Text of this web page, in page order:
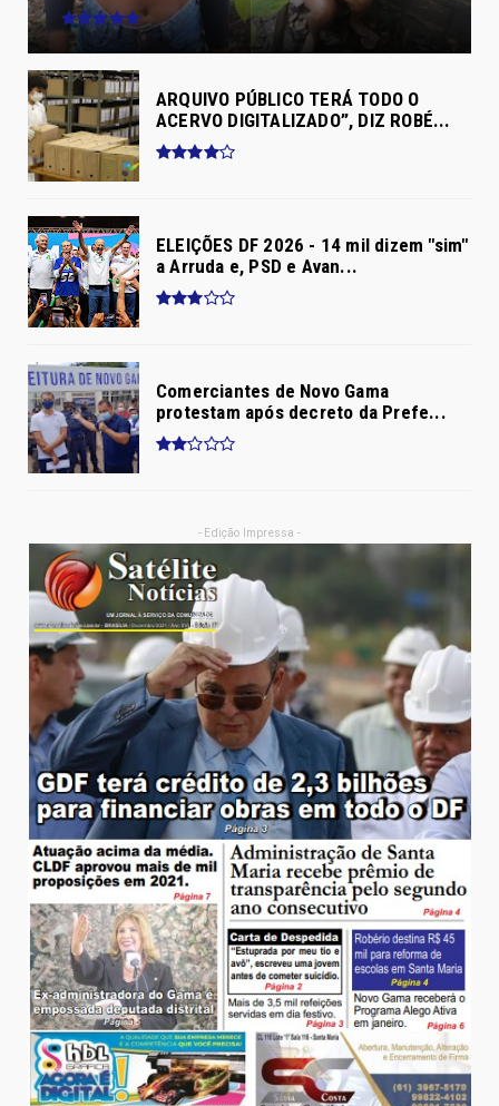
ARQUIVO PÚBLICO TERÁ TODO O
ACERVO DIGITALIZADO”, DIZ ROBÉ...
ELEIÇÕES DF 2026 - 14 mil dizem "sim"
a Arruda e, PSD e Avan...
Comerciantes de Novo Gama
protestam após decreto da Prefe...
- Edição Impressa -